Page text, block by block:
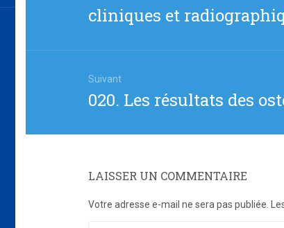
cliniques et
Suivant
Article
suivant
020. Les résultats des
LAISSER UN COMMENTAIRE
Votre adresse e-mail ne sera pas publiée.